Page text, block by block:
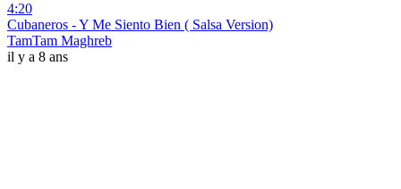
4:20
Cubaneros - Y Me Siento Bien ( Salsa Version)
TamTam Maghreb
il y a 8 ans